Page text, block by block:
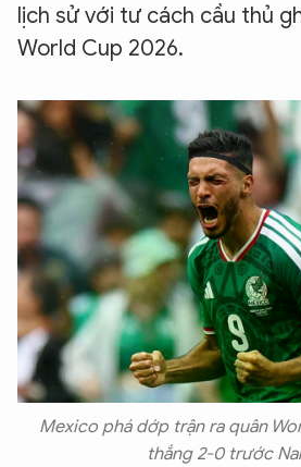
lịch sử với tư cách cầu thủ
World Cup 2026.
Mexico phá dớp trận ra quân
thắng 2-0 trước